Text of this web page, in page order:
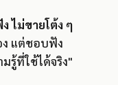
ไม่ขายโต้ง ๆ
แต่ชอบฟัง
รู้ที่ใช้ได้จริง"